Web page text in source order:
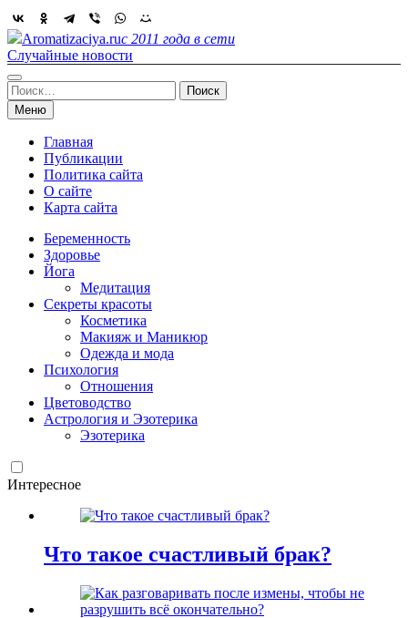
Skip
to
content
Aromatizaciya.ruс 2011 года в сети
Случайные новости
Найти:
Меню
Главная
Публикации
Политика сайта
О сайте
Карта сайта
Беременность
Здоровье
Йога
Медитация
Секреты красоты
Косметика
Макияж и Маникюр
Одежда и мода
Психология
Отношения
Цветоводство
Астрология и Эзотерика
Эзотерика
Интересное
Что такое счастливый брак?